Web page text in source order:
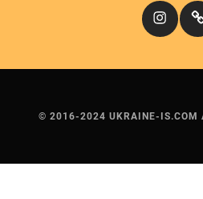
© 2016-2024 UKRAINE-IS.COM